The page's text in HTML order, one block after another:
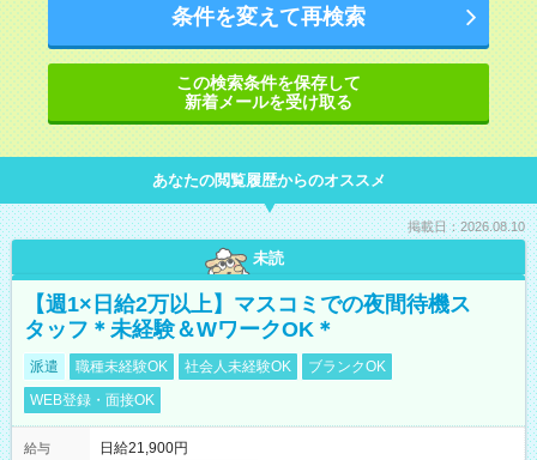
条件を変えて再検索
この検索条件を保存して
新着メールを受け取る
あなたの閲覧履歴からのオススメ
掲載日：2026.08.10
未読
【週1×日給2万以上】マスコミでの夜間待機ス
タッフ＊未経験＆WワークOK＊
派遣 職種未経験OK 社会人未経験OK
ブランクOK
WEB登録・面接OK
給与
日給21,900円